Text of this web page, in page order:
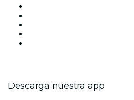
Descarga nuestra app